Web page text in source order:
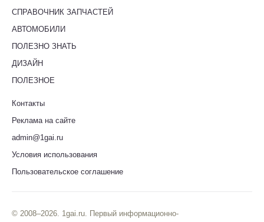
СПРАВОЧНИК ЗАПЧАСТЕЙ
АВТОМОБИЛИ
ПОЛЕЗНО ЗНАТЬ
ДИЗАЙН
ПОЛЕЗНОЕ
Контакты
Реклама на сайте
admin@1gai.ru
Условия использования
Пользовательское соглашение
© 2008–2026. 1gai.ru. Первый информационно-